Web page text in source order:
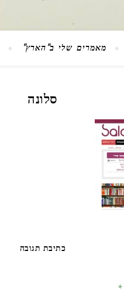
מאמרים שלי ב"הארץ"
סלונה
כתיבת תגובה
*